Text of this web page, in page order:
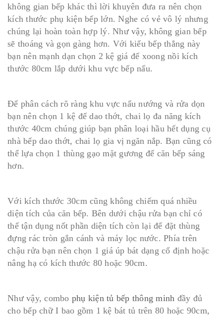
không gian bếp khác thì lời khuyên đưa ra nên chọn
kích thước phụ kiện bếp lớn. Nghe có vẻ vô lý nhưng
chúng lại hoàn toàn hợp lý. Như vậy, không gian bếp
sẽ thoáng và gọn gàng hơn. Với kiểu bếp thẳng này
bạn nên mạnh dạn chọn 2 kệ giá để xoong nồi kích
thước 80cm lắp dưới khu vực bếp nấu.
Để phân cách rõ ràng khu vực nấu nướng và rửa dọn
bạn nên chọn 1 kệ để dao thớt, chai lọ đa năng kích
thước 40cm chúng giúp bạn phân loại hầu hết dụng cụ
nhà bếp dao thớt, chai lọ gia vị ngăn nắp. Bạn cũng có
thể lựa chọn 1 thùng gạo mặt gương để căn bếp sáng
hơn.
Với kích thước 30cm cũng không chiếm quá nhiều
diện tích của căn bếp. Bên dưới chậu rửa bạn chỉ có
thể tận dụng nốt phần diện tích còn lại để đặt thùng
đựng rác tròn gắn cánh và máy lọc nước. Phía trên
chậu rửa bạn nên chọn 1 giá úp bát dạng cố định hoặc
nâng hạ có kích thước 80 hoặc 90cm.
Như vậy, combo phụ kiện tủ bếp thông minh đầy đủ
cho bếp chữ I bao gồm 1 kệ bát tủ trên 80 hoặc 90cm,